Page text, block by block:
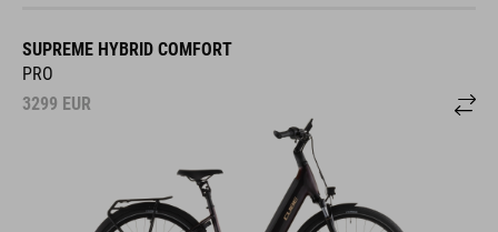
SUPREME HYBRID COMFORT
PRO
3299 EUR